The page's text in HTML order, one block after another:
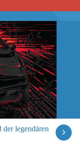
legendären